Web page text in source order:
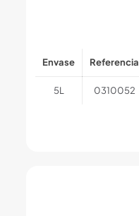
Envase Referencia
5L 0310052